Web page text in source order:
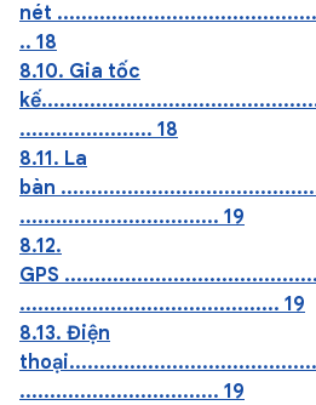
nét
.. 18
8.10. Gia tốc
...................... 18
8.11. La
bàn
................................. 19
8.12.
GPS
........................................... 19
8.13. Điện
................................. 19